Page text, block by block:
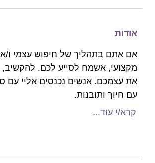
אודות
אם אתם בתהליך של חיפוש עצמי ו/
מקצועי, אשמח לסייע לכם. להקשיב,
את עצמכם. אנשים נכנסים אליי עם
עם חיוך ותובנות.
קרא/י עוד...